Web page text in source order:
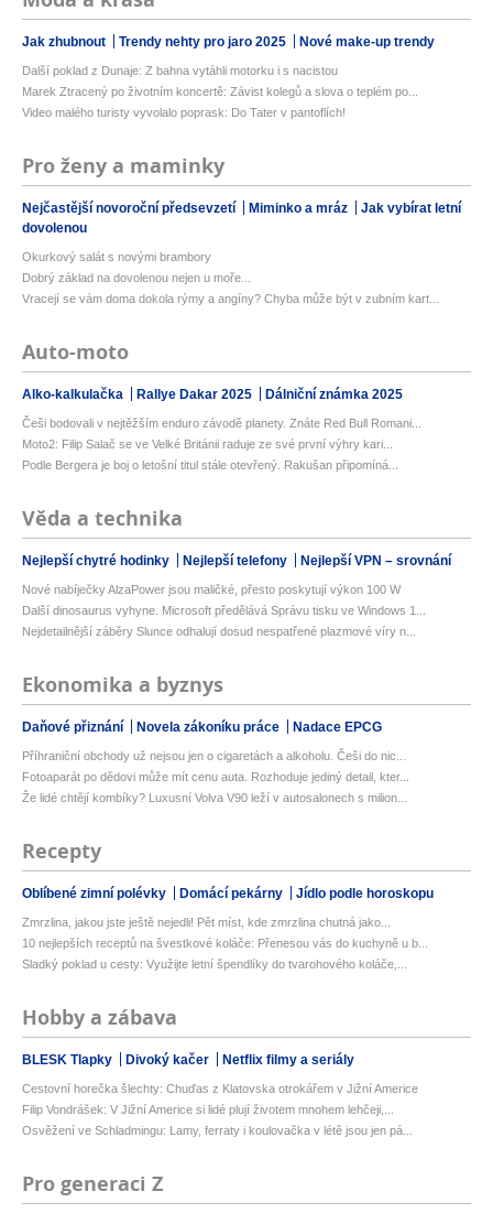
Jak zhubnout Trendy nehty pro jaro 2025 Nové make-up trendy
Další poklad z Dunaje: Z bahna vytáhli motorku i s nacistou
Marek Ztracený po životním koncertě: Závist kolegů a slova o teplém po...
Video malého turisty vyvolalo poprask: Do Tater v pantoflích!
Pro ženy a maminky
Nejčastější novoroční předsevzetí Miminko a mráz
Jak vybírat letní
dovolenou
Okurkový salát s novými brambory
Dobrý základ na dovolenou nejen u moře...
Vracejí se vám doma dokola rýmy a angíny? Chyba může být v zubním kart...
Auto-moto
Alko-kalkulačka Rallye Dakar 2025 Dálniční známka 2025
Češi bodovali v nejtěžším enduro závodě planety. Znáte Red Bull Romani...
Moto2: Filip Salač se ve Velké Británii raduje ze své první výhry kari...
Podle Bergera je boj o letošní titul stále otevřený. Rakušan připomíná...
Věda a technika
Nejlepší chytré hodinky Nejlepší telefony Nejlepší VPN – srovnání
Nové nabíječky AlzaPower jsou maličké, přesto poskytují výkon 100 W
Další dinosaurus vyhyne. Microsoft předělává Správu tisku ve Windows 1...
Nejdetailnější záběry Slunce odhalují dosud nespatřené plazmové víry n...
Ekonomika a byznys
Daňové přiznání Novela zákoníku práce Nadace EPCG
Příhraniční obchody už nejsou jen o cigaretách a alkoholu. Češi do nic...
Fotoaparát po dědovi může mít cenu auta. Rozhoduje jediný detail, kter...
Že lidé chtějí kombíky? Luxusní Volva V90 leží v autosalonech s milion...
Recepty
Oblíbené zimní polévky Domácí pekárny Jídlo podle horoskopu
Zmrzlina, jakou jste ještě nejedli! Pět míst, kde zmrzlina chutná jako...
10 nejlepších receptů na švestkové koláče: Přenesou vás do kuchyně u b...
Sladký poklad u cesty: Využijte letní špendlíky do tvarohového koláče,...
Hobby a zábava
BLESK Tlapky Divoký kačer Netflix filmy a seriály
Cestovní horečka šlechty: Chuďas z Klatovska otrokářem v Jižní Americe
Filip Vondrášek: V Jižní Americe si lidé plují životem mnohem lehčeji,...
Osvěžení ve Schladmingu: Lamy, ferraty i koulovačka v létě jsou jen pá...
Pro generaci Z